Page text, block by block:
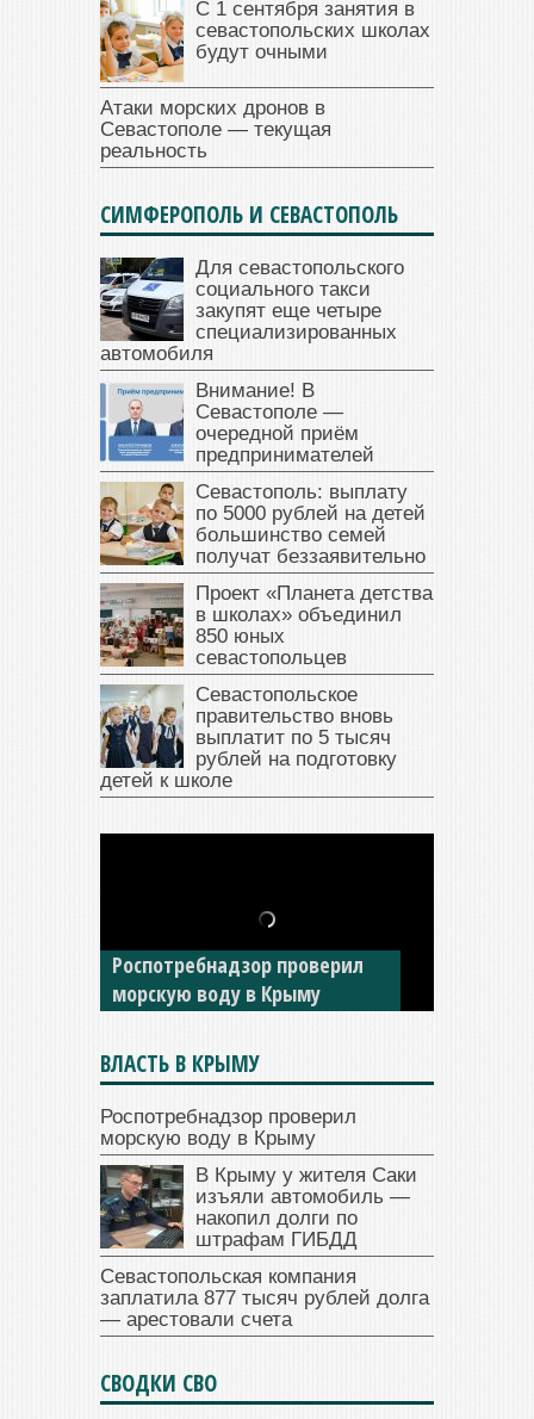
С 1 сентября занятия в
севастопольских школах
будут очными
Атаки морских дронов в
Севастополе — текущая
реальность
СИМФЕРОПОЛЬ И СЕВАСТОПОЛЬ
Для севастопольского
социального такси
закупят еще четыре
специализированных
автомобиля
Внимание! В
Севастополе —
очередной приём
предпринимателей
Севастополь: выплату
по 5000 рублей на детей
большинство семей
получат беззаявительно
Проект «Планета детства
в школах» объединил
850 юных
севастопольцев
Севастопольское
правительство вновь
выплатит по 5 тысяч
рублей на подготовку
детей к школе
В Крыму у жителя Саки
изъяли автомобиль —
накопил долги по штрафам
ГИБДД
ВЛАСТЬ В КРЫМУ
Роспотребнадзор проверил
морскую воду в Крыму
В Крыму у жителя Саки
изъяли автомобиль —
накопил долги по
штрафам ГИБДД
Севастопольская компания
заплатила 877 тысяч рублей долга
— арестовали счета
СВОДКИ СВО